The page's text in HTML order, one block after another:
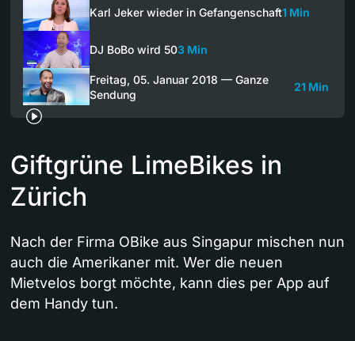
Karl Jeker wieder in Gefangenschaft1 Min
DJ BoBo wird 503 Min
Freitag, 05. Januar 2018 — Ganze
Sendung
21 Min
Giftgrüne LimeBikes in
Zürich
Nach der Firma OBike aus Singapur mischen nun
auch die Amerikaner mit. Wer die neuen
Mietvelos borgt möchte, kann dies per App auf
dem Handy tun.